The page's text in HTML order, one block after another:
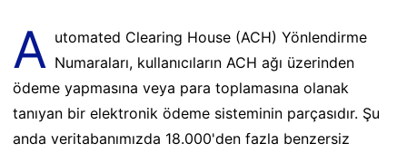
A utomated Clearing House (ACH) Yönlendirme
Numaraları, kullanıcıların ACH ağı üzerinden
ödeme yapmasına veya para toplamasına olanak
tanıyan bir elektronik ödeme sisteminin parçasıdır. Şu
anda veritabanımızda 18.000'den fazla benzersiz